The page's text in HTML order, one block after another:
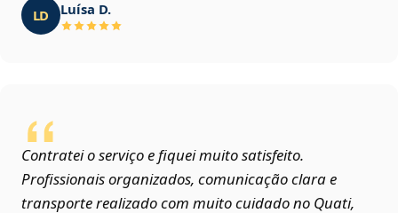
LD Luísa D.
Contratei o serviço e fiquei muito satisfeito.
Profissionais organizados, comunicação clara e
transporte realizado com muito cuidado no Quati,